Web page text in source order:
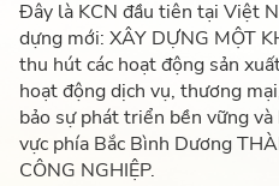
Đây là KCN đầu tiên tại Việt
dựng mới: XÂY DỰNG MỘT
thu hút các hoạt động sản
hoạt động dịch vụ, thương
bảo sự phát triển bền vững
vực phía Bắc Bình Dương
CÔNG NGHIỆP.